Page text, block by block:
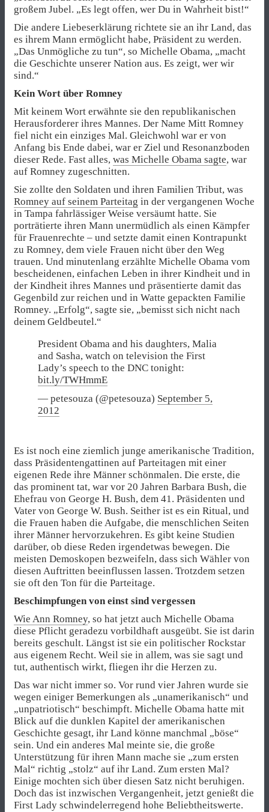
großem Jubel. „Es legt offen, wer Du in Wahrheit bist!“
Die andere Liebeserklärung richtete sie an ihr Land, das
es ihrem Mann ermöglicht habe, Präsident zu werden.
„Das Unmögliche zu tun“, so Michelle Obama, „macht
die Geschichte unserer Nation aus. Es zeigt, wer wir
sind.“
Kein Wort über Romney
Mit keinem Wort erwähnte sie den republikanischen
Herausforderer ihres Mannes. Der Name Mitt Romney
fiel nicht ein einziges Mal. Gleichwohl war er von
Anfang bis Ende dabei, war er Ziel und Resonanzboden
dieser Rede. Fast alles, was Michelle Obama sagte, war
auf Romney zugeschnitten.
Sie zollte den Soldaten und ihren Familien Tribut, was
Romney auf seinem Parteitag in der vergangenen Woche
in Tampa fahrlässiger Weise versäumt hatte. Sie
porträtierte ihren Mann unermüdlich als einen Kämpfer
für Frauenrechte – und setzte damit einen Kontrapunkt
zu Romney, dem viele Frauen nicht über den Weg
trauen. Und minutenlang erzählte Michelle Obama vom
bescheidenen, einfachen Leben in ihrer Kindheit und in
der Kindheit ihres Mannes und präsentierte damit das
Gegenbild zur reichen und in Watte gepackten Familie
Romney. „Erfolg“, sagte sie, „bemisst sich nicht nach
deinem Geldbeutel.“
President Obama and his daughters, Malia
and Sasha, watch on television the First
Lady’s speech to the DNC tonight:
bit.ly/TWHmmE
— petesouza (@petesouza) September 5,
2012
Es ist noch eine ziemlich junge amerikanische Tradition,
dass Präsidentengattinen auf Parteitagen mit einer
eigenen Rede ihre Männer schönmalen. Die erste, die
das prominent tat, war vor 20 Jahren Barbara Bush, die
Ehefrau von George H. Bush, dem 41. Präsidenten und
Vater von George W. Bush. Seither ist es ein Ritual, und
die Frauen haben die Aufgabe, die menschlichen Seiten
ihrer Männer hervorzukehren. Es gibt keine Studien
darüber, ob diese Reden irgendetwas bewegen. Die
meisten Demoskopen bezweifeln, dass sich Wähler von
diesen Auftritten beeinflussen lassen. Trotzdem setzen
sie oft den Ton für die Parteitage.
Beschimpfungen von einst sind vergessen
Wie Ann Romney, so hat jetzt auch Michelle Obama
diese Pflicht geradezu vorbildhaft ausgeübt. Sie ist darin
bereits geschult. Längst ist sie ein politischer Rockstar
aus eigenem Recht. Weil sie in allem, was sie sagt und
tut, authentisch wirkt, fliegen ihr die Herzen zu.
Das war nicht immer so. Vor rund vier Jahren wurde sie
wegen einiger Bemerkungen als „unamerikanisch“ und
„unpatriotisch“ beschimpft. Michelle Obama hatte mit
Blick auf die dunklen Kapitel der amerikanischen
Geschichte gesagt, ihr Land könne manchmal „böse“
sein. Und ein anderes Mal meinte sie, die große
Unterstützung für ihren Mann mache sie „zum ersten
Mal“ richtig „stolz“ auf ihr Land. Zum ersten Mal?
Einige mochten sich über diesen Satz nicht beruhigen.
Doch das ist inzwischen Vergangenheit, jetzt genießt die
First Lady schwindelerregend hohe Beliebtheitswerte.